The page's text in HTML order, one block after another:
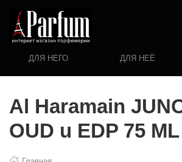
ДЛЯ НЕГО ДЛЯ НЕЁ
Al Haramain
OUD u EDP 75 ML